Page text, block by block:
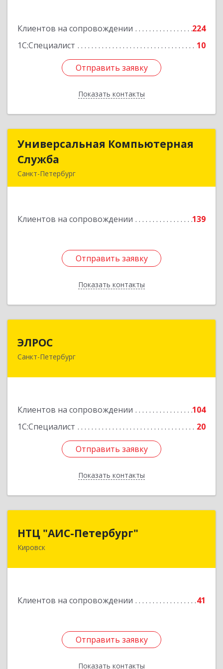
Клиентов на сопровождении
224
1С:Специалист
10
Отправить заявку
Показать контакты
Подробнее
Отправить заявку
Назад
Универсальная Компьютерная
Служба
Санкт-Петербург
Клиентов на сопровождении 139
Отправить заявку
Показать контакты
Универсальная Компьютерная
Подробнее
Отправить заявку
Назад
ЭЛРОС
Санкт-Петербург
Клиентов на сопровождении
104
1С:Специалист
20
Отправить заявку
Показать контакты
191024, Санкт-Петербург г, Тележная ул, дом №
Отправить заявку
Назад
НТЦ "АИС-Петербург"
Кировск
Клиентов на сопровождении 41
Отправить заявку
Показать контакты
НТЦ "АИС-Петербург"
187342, Ленинградская обл, Кировск г, р-н
Отправить заявку
Назад